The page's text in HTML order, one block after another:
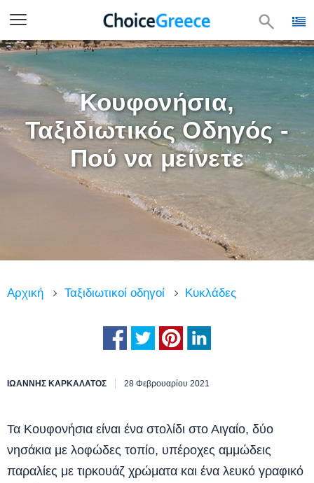
Κουφονήσια,
Ταξιδιωτικός Οδηγός -
Πού να μείνετε
Αρχική Ταξιδιωτικοί οδηγοί Κυκλάδες
ΙΩΆΝΝΗΣ ΚΑΡΚΑΛΆΤΟΣ 28 Φεβρουαρίου 2021
Τα Κουφονήσια είναι ένα στολίδι στο Αιγαίο, δύο
νησάκια με λοφώδες τοπίο, υπέροχες αμμώδεις
παραλίες με τιρκουάζ χρώματα και ένα λευκό γραφικό